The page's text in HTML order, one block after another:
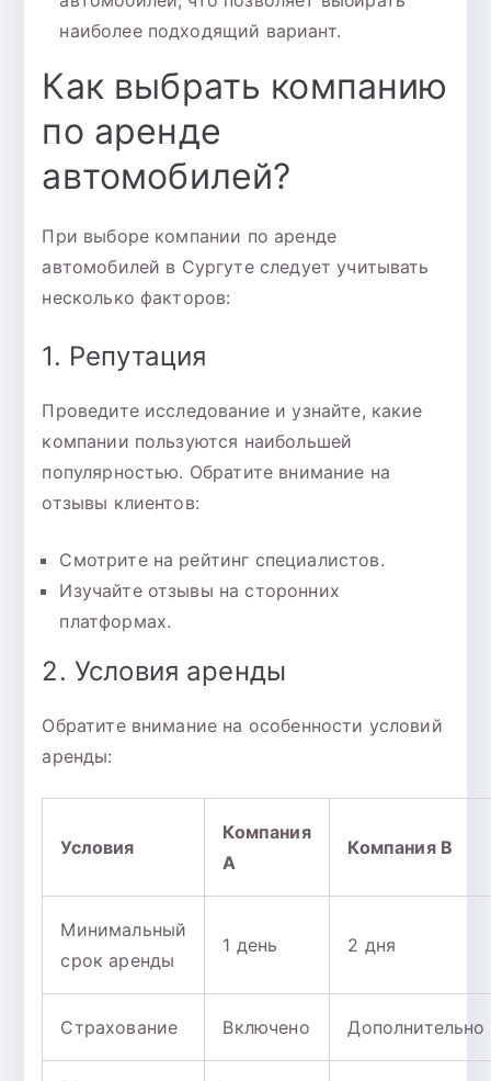
наиболее подходящий вариант.
Как выбрать компанию
по аренде
автомобилей?
При выборе компании по аренде
автомобилей в Сургуте следует учитывать
несколько факторов:
1. Репутация
Проведите исследование и узнайте, какие
компании пользуются наибольшей
популярностью. Обратите внимание на
отзывы клиентов:
Смотрите на рейтинг специалистов.
Изучайте отзывы на сторонних
платформах.
2. Условия аренды
Обратите внимание на особенности условий
аренды:
Условия
Компания
A
Компания B
Минимальный
срок аренды
1 день 2 дня
Страхование Включено Дополнительно